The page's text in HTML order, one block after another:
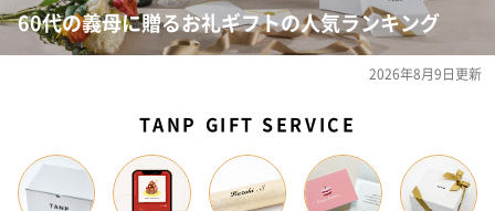
60代の義母に贈るお礼ギフトの人気ランキング
2026年8月9日更新
TANP GIFT SERVICE